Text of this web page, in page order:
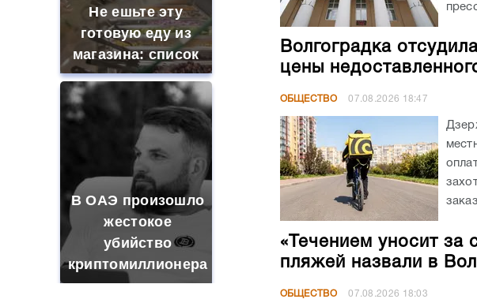
Не ешьте эту
готовую еду из
магазина: список
В ОАЭ произошло
жестокое
убийство
криптомиллионера
Волгоградка
цены
ОБЩЕСТВО 07.08.2026 18:47
«Течением уносит за
пляжей назвали в
ОБЩЕСТВО 07.08.2026 18:03